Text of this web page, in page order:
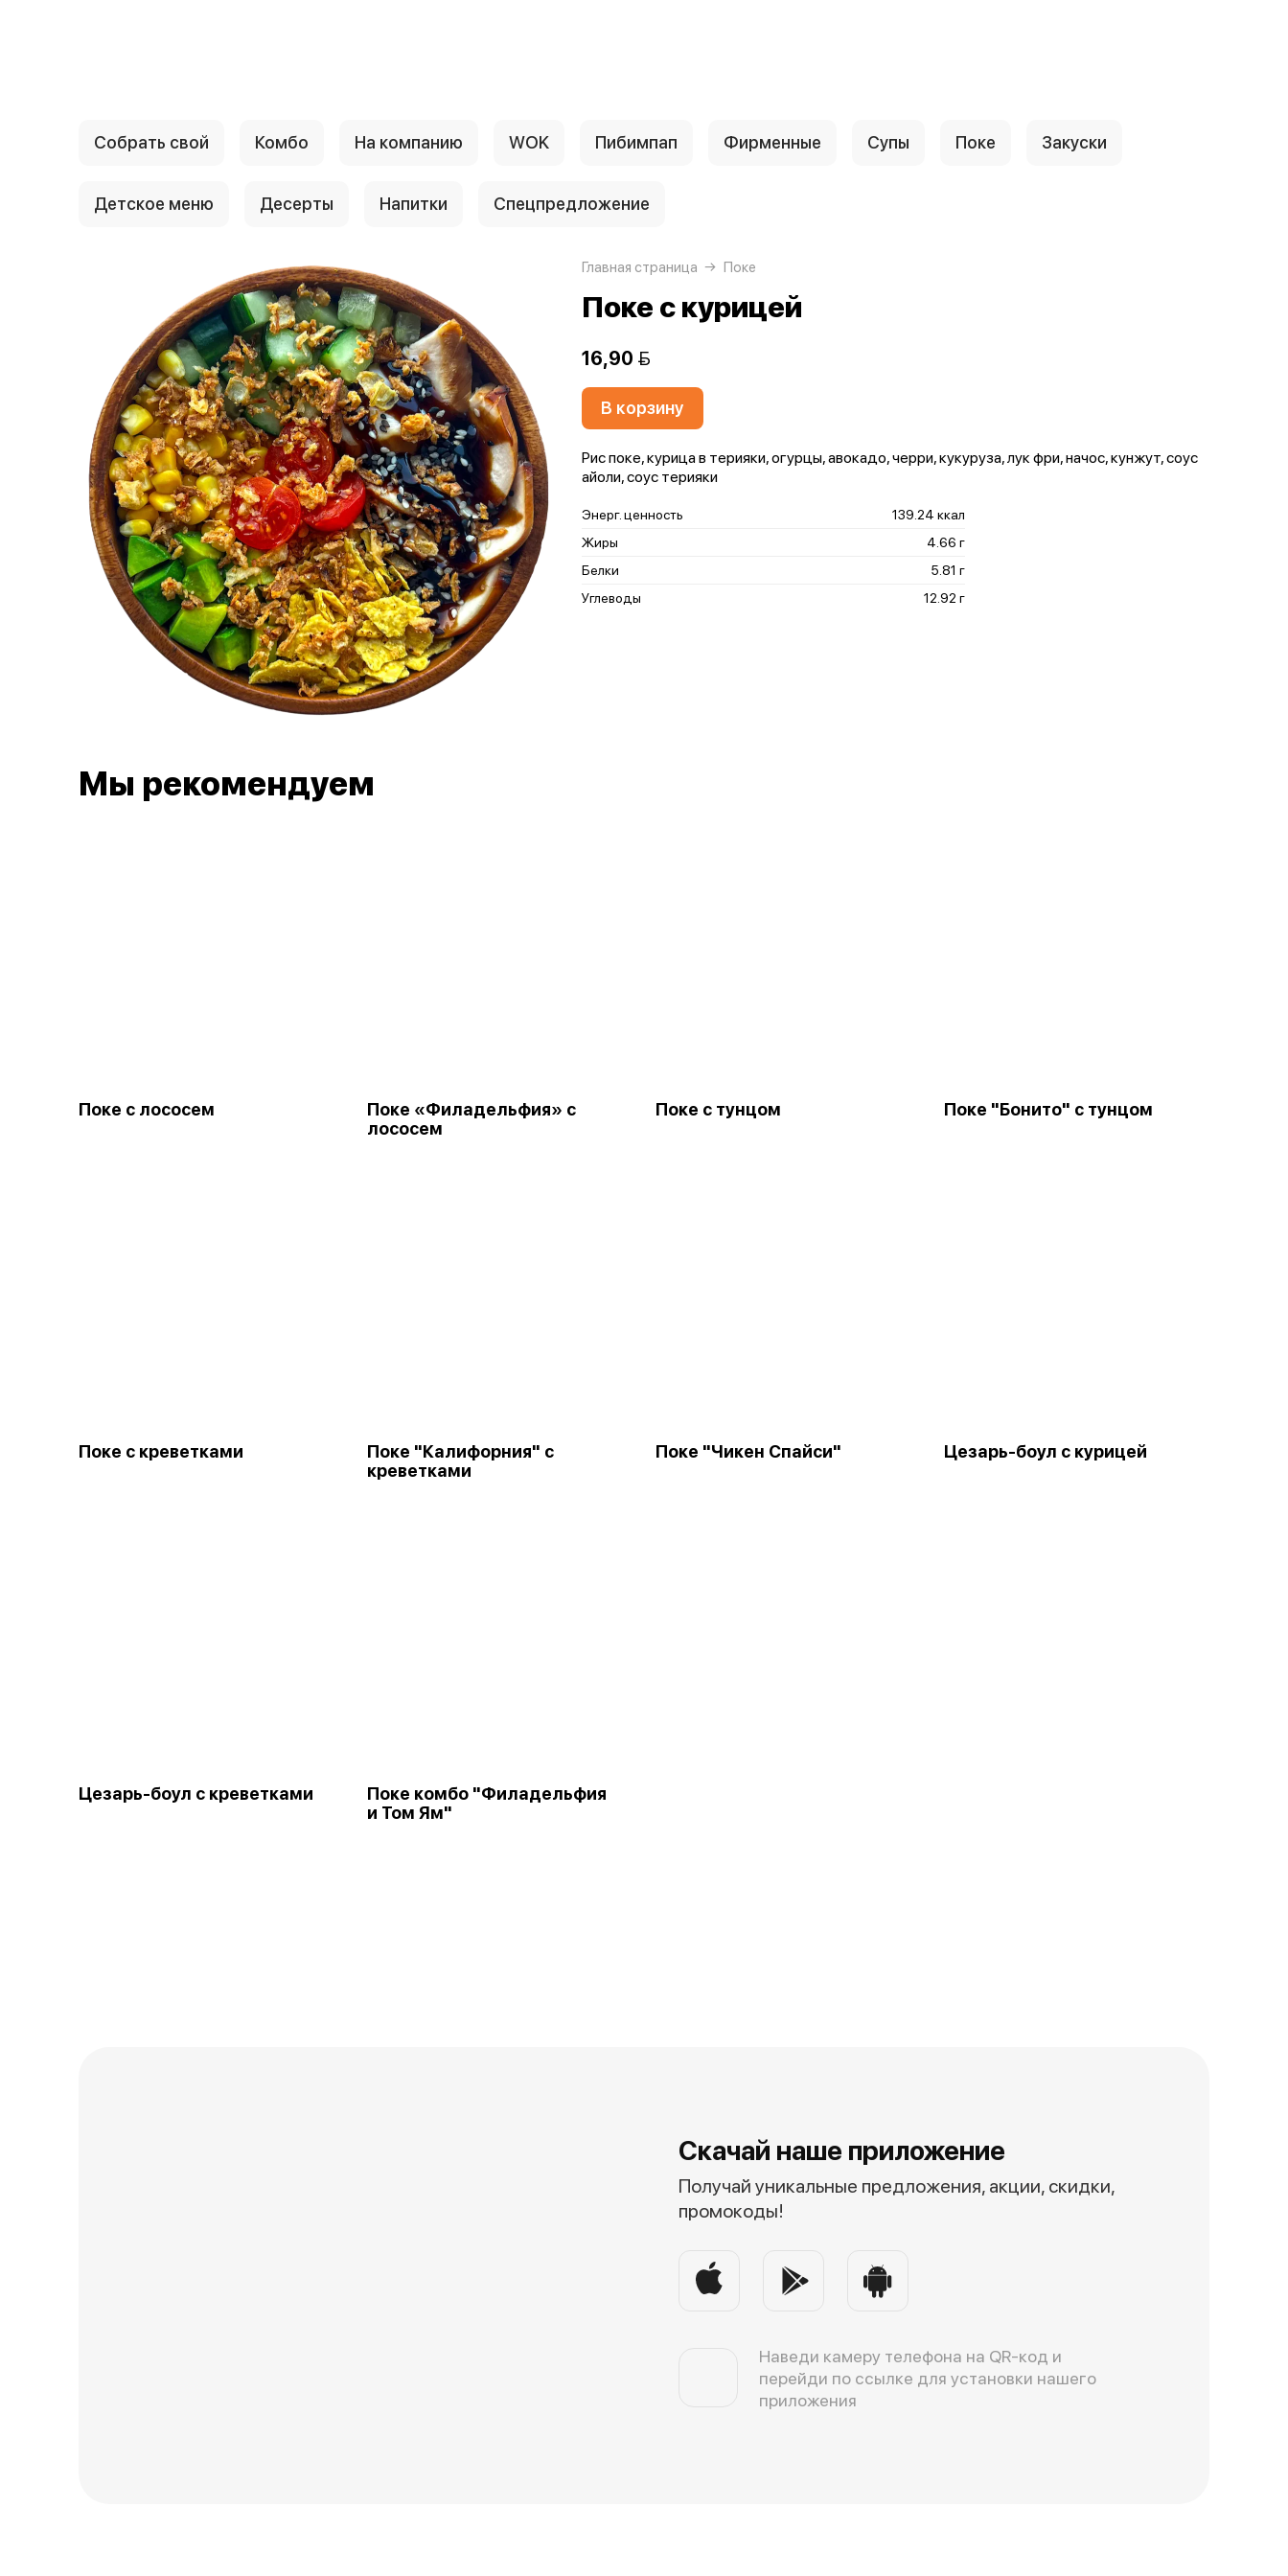
Собрать свой Комбо На компанию WOK Пибимпап Фирменные Супы Поке Закуски
Детское меню Десерты Напитки Спецпредложение
Главная страница Поке
Поке с курицей
16,90 
В корзину
Рис поке, курица в терияки, огурцы, авокадо, черри, кукуруза, лук фри, начос, кунжут, соус
айоли, соус терияки
Энерг. ценность
139.24 ккал
Жиры
4.66 г
Белки
5.81 г
Углеводы
12.92 г
Мы рекомендуем
Поке с лососем
Поке «Филадельфия» с
лососем
Поке с тунцом Поке "Бонито" с тунцом
Поке с креветками
Поке "Калифорния" с
креветками
Поке "Чикен Спайси" Цезарь-боул с курицей
Цезарь-боул с креветками
Поке комбо "Филадельфия
и Том Ям"
Скачай наше приложение
Получай уникальные предложения, акции, скидки,
промокоды!
Наведи камеру телефона на QR-код и
перейди по ссылке для установки нашего
приложения